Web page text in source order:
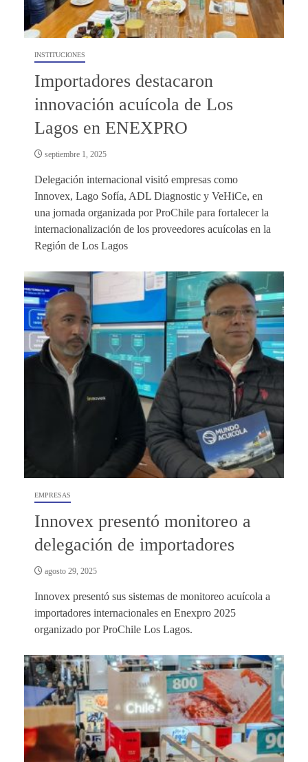
INSTITUCIONES
Importadores destacaron
innovación acuícola de Los
Lagos en ENEXPRO
septiembre 1, 2025
Delegación internacional visitó empresas como
Innovex, Lago Sofía, ADL Diagnostic y VeHiCe, en
una jornada organizada por ProChile para fortalecer la
internacionalización de los proveedores acuícolas en la
Región de Los Lagos
EMPRESAS
Innovex presentó monitoreo a
delegación de importadores
agosto 29, 2025
Innovex presentó sus sistemas de monitoreo acuícola a
importadores internacionales en Enexpro 2025
organizado por ProChile Los Lagos.